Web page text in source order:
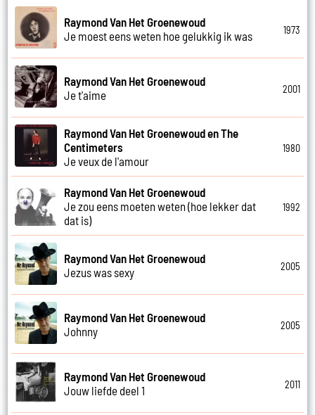
Raymond Van Het Groenewoud
Je moest eens weten hoe gelukkig ik was
1973
Raymond Van Het Groenewoud
Je t'aime
2001
Raymond Van Het Groenewoud en The
Centimeters
Je veux de l'amour
1980
Raymond Van Het Groenewoud
Je zou eens moeten weten (hoe lekker dat
dat is)
1992
Raymond Van Het Groenewoud
Jezus was sexy
2005
Raymond Van Het Groenewoud
Johnny
2005
Raymond Van Het Groenewoud
Jouw liefde deel 1
2011